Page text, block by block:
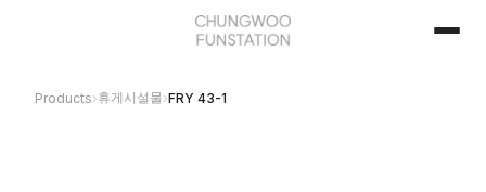
Products›휴게시설물›FRY 43-1